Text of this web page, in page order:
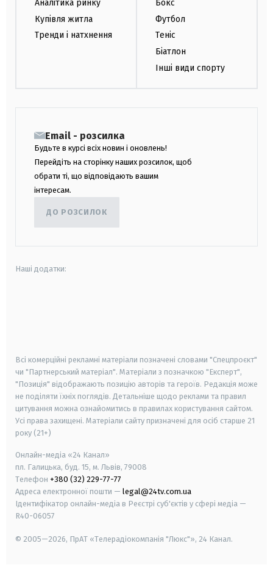
Аналітика ринку
Купівля житла
Тренди і натхнення
Бокс
Футбол
Теніс
Біатлон
Інші види спорту
Email - розсилка
Будьте в курсі всіх новин і оновлень!
Перейдіть на сторінку наших розсилок, щоб
обрати ті, що відповідають вашим
інтересам.
ДО РОЗСИЛОК
Наші додатки:
Всі комерційні рекламні матеріали позначені словами "Спецпроєкт"
чи "Партнерський матеріал". Матеріали з позначкою "Експерт",
"Позиція" відображають позицію авторів та героїв. Редакція може
не поділяти їхніх поглядів. Детальніше щодо реклами та правил
цитування можна ознайомитись в правилах користування сайтом.
Усі права захищені. Матеріали сайту призначені для осіб старше 21
року (21+)
Онлайн-медіа «24 Канал»
пл. Галицька, буд. 15, м. Львів, 79008
Телефон +380 (32) 229-77-77
Адреса електронної пошти — legal@24tv.com.ua
Ідентифікатор онлайн-медіа в Реєстрі суб'єктів у сфері медіа —
R40-06057
© 2005—2026, ПрАТ «Телерадіокомпанія "Люкс"», 24 Канал.